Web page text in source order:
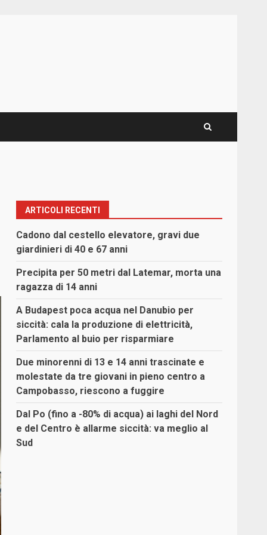
ARTICOLI RECENTI
Cadono dal cestello elevatore, gravi due
giardinieri di 40 e 67 anni
Precipita per 50 metri dal Latemar, morta una
ragazza di 14 anni
A Budapest poca acqua nel Danubio per
siccità: cala la produzione di elettricità,
Parlamento al buio per risparmiare
Due minorenni di 13 e 14 anni trascinate e
molestate da tre giovani in pieno centro a
Campobasso, riescono a fuggire
Dal Po (fino a -80% di acqua) ai laghi del Nord
e del Centro è allarme siccità: va meglio al
Sud